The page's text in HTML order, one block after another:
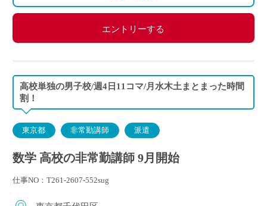
エントリーする
高校単独の男子校/週4日11コマ/月水木土まとまった時間
割！
東京都 非常勤講師 派遣
数学 高校の非常勤講師 9月開始
仕事NO：T261-2607-552sug